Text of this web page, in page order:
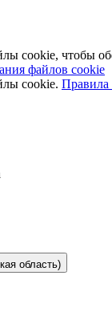
cookie, чтобы
файлов cookie
cookie. Правила
область)